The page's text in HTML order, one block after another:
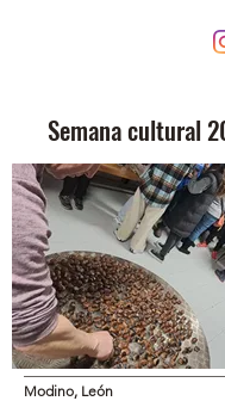
Semana cultural
Modino, León